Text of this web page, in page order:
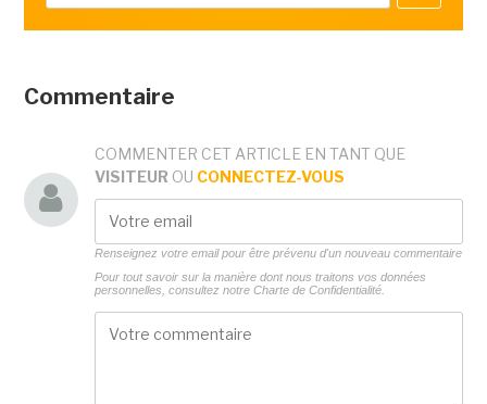
Commentaire
COMMENTER CET ARTICLE EN TANT QUE
VISITEUR OU CONNECTEZ-VOUS
Renseignez votre email pour être prévenu d'un nouveau commentaire
Pour tout savoir sur la manière dont nous traitons vos données
personnelles, consultez notre Charte de Confidentialité.